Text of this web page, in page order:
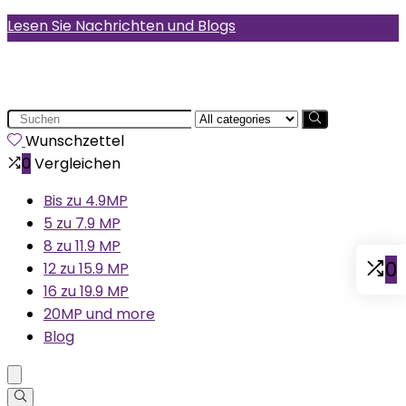
Lesen Sie Nachrichten und Blogs
Search
for:Wunschzettel
0 Vergleichen
Bis zu 4.9MP
5 zu 7.9 MP
8 zu 11.9 MP
12 zu 15.9 MP
16 zu 19.9 MP
20MP und more
Blog
0